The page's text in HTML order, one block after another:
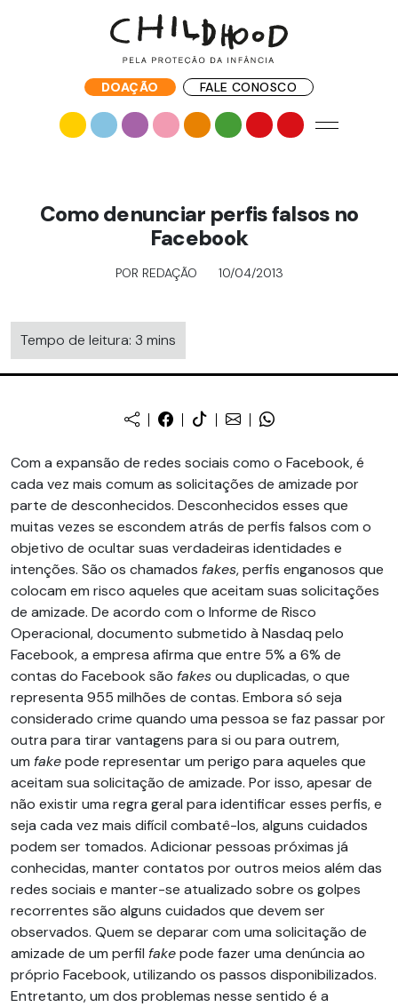
DOAÇÃO FALE CONOSCO
Como denunciar perfis falsos no
Facebook
POR REDAÇÃO 10/04/2013
Tempo de leitura: 3 mins
Com a expansão de redes sociais como o Facebook, é
cada vez mais comum as solicitações de amizade por
parte de desconhecidos. Desconhecidos esses que
muitas vezes se escondem atrás de perfis falsos com o
objetivo de ocultar suas verdadeiras identidades e
intenções. São os chamados fakes, perfis enganosos que
colocam em risco aqueles que aceitam suas solicitações
de amizade. De acordo com o Informe de Risco
Operacional, documento submetido à Nasdaq pelo
Facebook, a empresa afirma que entre 5% a 6% de
contas do Facebook são fakesou duplicadas, o que
representa 955 milhões de contas. Embora só seja
considerado crime quando uma pessoa se faz passar por
outra para tirar vantagens para si ou para outrem,
um fakepode representar um perigo para aqueles que
aceitam sua solicitação de amizade. Por isso, apesar de
não existir uma regra geral para identificar esses perfis, e
seja cada vez mais difícil combatê-los, alguns cuidados
podem ser tomados. Adicionar pessoas próximas já
conhecidas, manter contatos por outros meios além das
redes sociais e manter-se atualizado sobre os golpes
recorrentes são alguns cuidados que devem ser
observados. Quem se deparar com uma solicitação de
amizade de um perfil fakepode fazer uma denúncia ao
próprio Facebook, utilizando os passos disponibilizados.
Entretanto, um dos problemas nesse sentido é a